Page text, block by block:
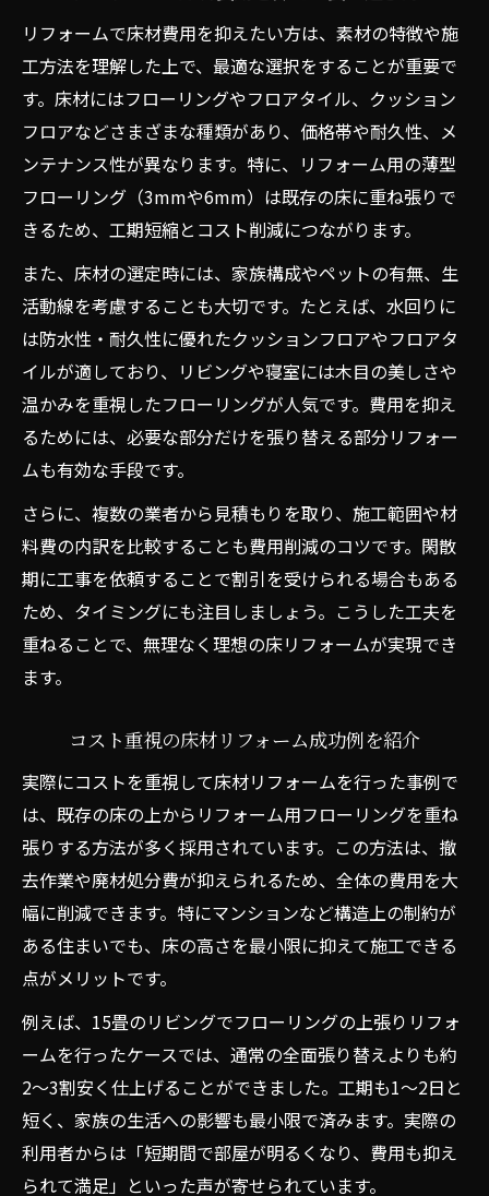
リフォームで床材費用を抑えたい方は、素材の特徴や施
工方法を理解した上で、最適な選択をすることが重要で
す。床材にはフローリングやフロアタイル、クッション
フロアなどさまざまな種類があり、価格帯や耐久性、メ
ンテナンス性が異なります。特に、リフォーム用の薄型
フローリング（3mmや6mm）は既存の床に重ね張りで
きるため、工期短縮とコスト削減につながります。
また、床材の選定時には、家族構成やペットの有無、生
活動線を考慮することも大切です。たとえば、水回りに
は防水性・耐久性に優れたクッションフロアやフロアタ
イルが適しており、リビングや寝室には木目の美しさや
温かみを重視したフローリングが人気です。費用を抑え
るためには、必要な部分だけを張り替える部分リフォー
ムも有効な手段です。
さらに、複数の業者から見積もりを取り、施工範囲や材
料費の内訳を比較することも費用削減のコツです。閑散
期に工事を依頼することで割引を受けられる場合もある
ため、タイミングにも注目しましょう。こうした工夫を
重ねることで、無理なく理想の床リフォームが実現でき
ます。
コスト重視の床材リフォーム成功例を紹介
実際にコストを重視して床材リフォームを行った事例で
は、既存の床の上からリフォーム用フローリングを重ね
張りする方法が多く採用されています。この方法は、撤
去作業や廃材処分費が抑えられるため、全体の費用を大
幅に削減できます。特にマンションなど構造上の制約が
ある住まいでも、床の高さを最小限に抑えて施工できる
点がメリットです。
例えば、15畳のリビングでフローリングの上張りリフォ
ームを行ったケースでは、通常の全面張り替えよりも約
2〜3割安く仕上げることができました。工期も1〜2日と
短く、家族の生活への影響も最小限で済みます。実際の
利用者からは「短期間で部屋が明るくなり、費用も抑え
られて満足」といった声が寄せられています。